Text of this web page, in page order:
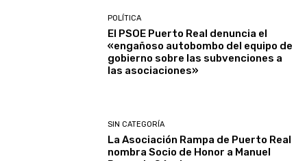
POLÍTICA
El PSOE Puerto Real denuncia el
«engañoso autobombo del equipo de
gobierno sobre las subvenciones a
las asociaciones»
SIN CATEGORÍA
La Asociación Rampa de Puerto Real
nombra Socio de Honor a Manuel